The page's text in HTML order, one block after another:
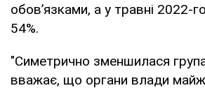
обов’язками, а у травні 2022-
54%.
"Симетрично зменшилася
вважає, що органи влади